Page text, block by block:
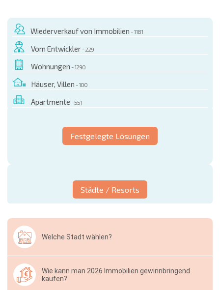
Wiederverkauf von Immobilien - 1181
Vom Entwickler - 229
Wohnungen - 1290
Häuser, Villen - 100
Apartmente - 551
Festgelegte Lösungen
Städte / Resorts
Welche Stadt wählen?
Wie kann man 2026 Immobilien gewinnbringend
kaufen?